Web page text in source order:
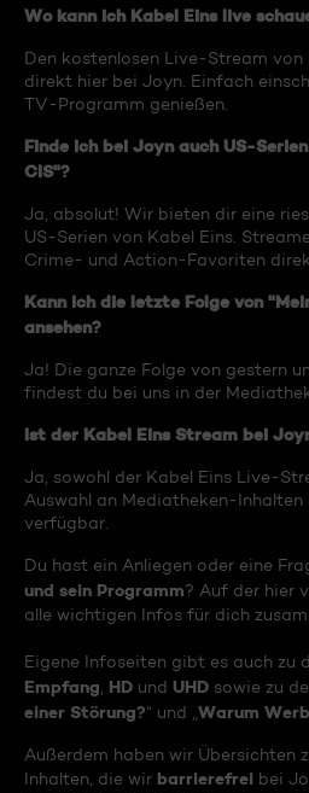
Wo kann ich Kabel Eins live
Den kostenlosen Live-Stream
direkt hier bei Joyn. Einfach
TV-Programm genießen.
Finde ich bei Joyn auch US-
CIS"?
Ja, absolut! Wir bieten dir eine
US-Serien von Kabel Eins.
Crime- und Action-Favoriten
Kann ich die letzte Folge von
ansehen?
Ja! Die ganze Folge von gestern
findest du bei uns in der
Ist der Kabel Eins Stream bei
Ja, sowohl der Kabel Eins Live-
Auswahl an Mediatheken-
verfügbar.
Du hast ein Anliegen oder eine
und sein Programm? Auf der hier
alle wichtigen Infos für dich
Eigene Infoseiten gibt es auch zu
Empfang HD und UHD sowie zu
einer Störung?“ und „ Warum
Außerdem haben wir Übersichten
Inhalten, die wir barrierefrei bei